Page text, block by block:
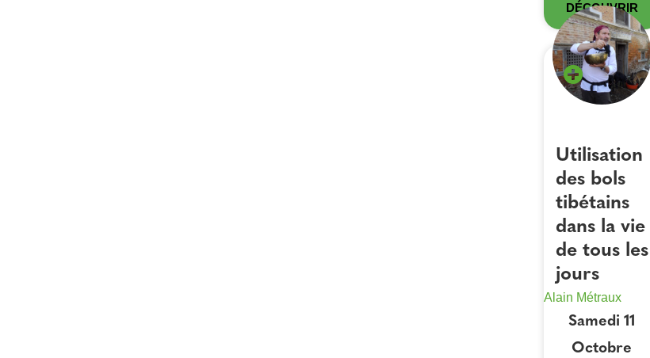
DÉCOUVRIR
Utilisation
des bols
tibétains
dans la vie
de tous les
jours
Alain Métraux
Samedi 11
Octobre